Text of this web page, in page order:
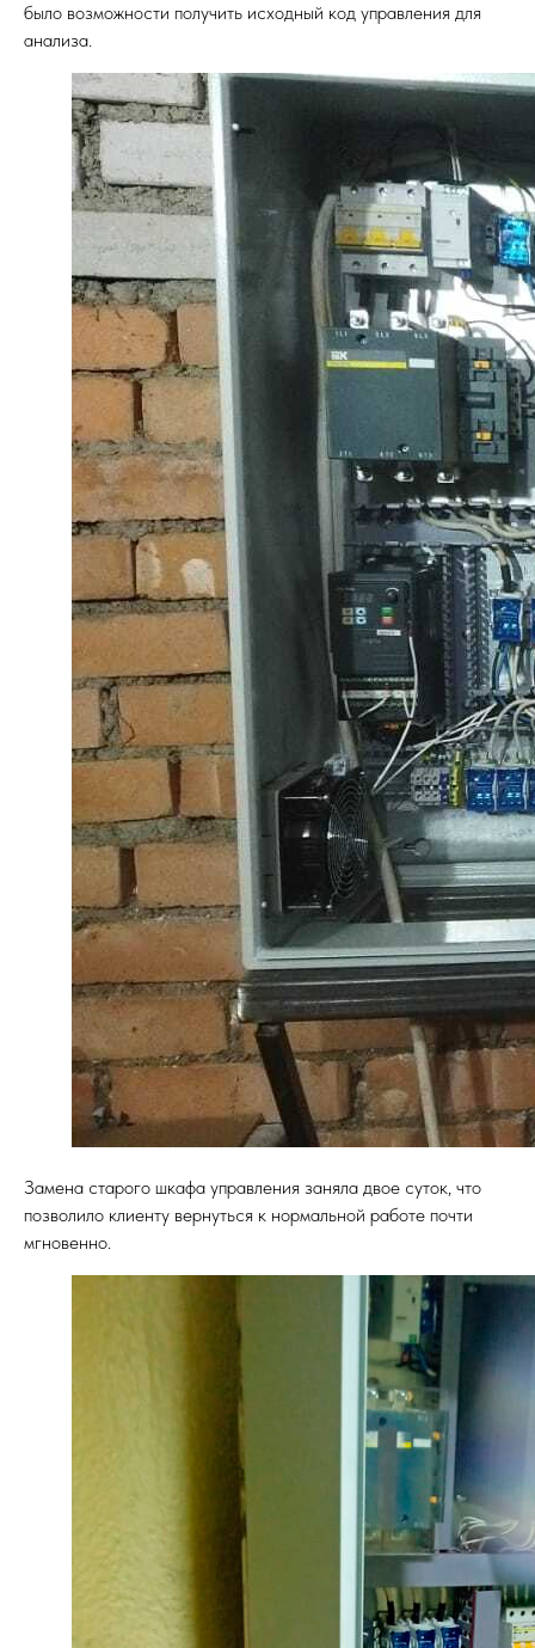
было возможности получить исходный код управления для
анализа.
Замена старого шкафа управления заняла двое суток, что
позволило клиенту вернуться к нормальной работе почти
мгновенно.